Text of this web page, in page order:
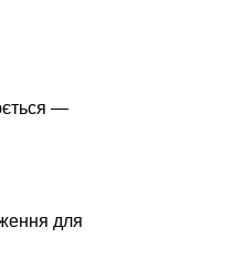
—
для